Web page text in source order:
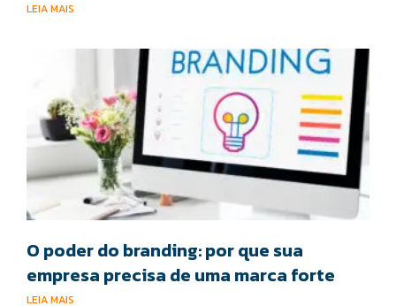
LEIA MAIS
O poder do branding: por que sua
empresa precisa de uma marca forte
LEIA MAIS